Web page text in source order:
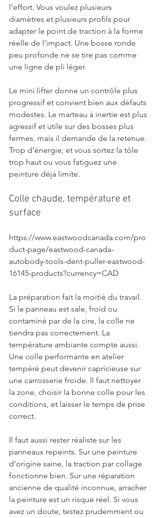
l’effort. Vous voulez plusieurs
diamètres et plusieurs profils pour
adapter le point de traction à la forme
réelle de l’impact. Une bosse ronde
peu profonde ne se tire pas comme
une ligne de pli léger.
Le mini lifter donne un contrôle plus
progressif et convient bien aux défauts
modestes. Le marteau à inertie est plus
agressif et utile sur des bosses plus
fermes, mais il demande de la retenue.
Trop d’énergie, et vous sortez la tôle
trop haut ou vous fatiguez une
peinture déjà limite.
Colle chaude, température et
surface
https://www.eastwoodcanada.com/pro
duct-page/eastwood-canada-
autobody-tools-dent-puller-eastwood-
16145-products?currency=CAD
La préparation fait la moitié du travail.
Si le panneau est sale, froid ou
contaminé par de la cire, la colle ne
tiendra pas correctement. La
température ambiante compte aussi.
Une colle performante en atelier
tempéré peut devenir capricieuse sur
une carrosserie froide. Il faut nettoyer
la zone, choisir la bonne colle pour les
conditions, et laisser le temps de prise
correct.
Il faut aussi rester réaliste sur les
panneaux repeints. Sur une peinture
d’origine saine, la traction par collage
fonctionne bien. Sur une réparation
ancienne de qualité inconnue, arracher
la peinture est un risque réel. Si vous
avez un doute, testez prudemment ou